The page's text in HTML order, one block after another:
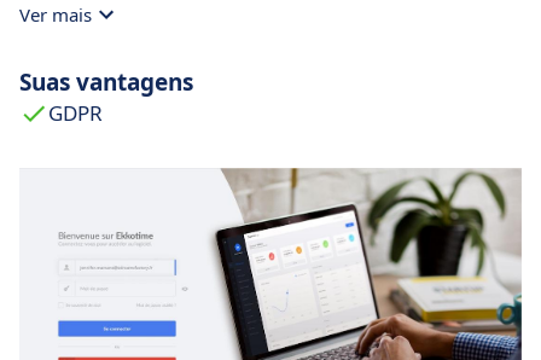
Ver mais
Suas vantagens
GDPR